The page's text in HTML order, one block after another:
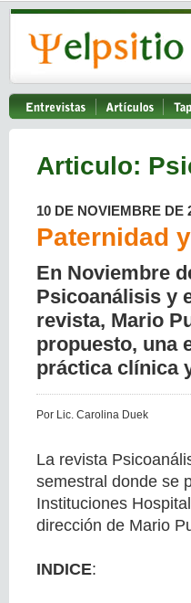
Articulo:
10 DE NOVIEMBRE DE
Paternidad
En Noviembre
Psicoanálisis y
revista, Mario
propuesto, una
práctica clínica
Por Lic. Carolina Duek
La revista
semestral donde se
Instituciones
dirección de Mario
INDICE: